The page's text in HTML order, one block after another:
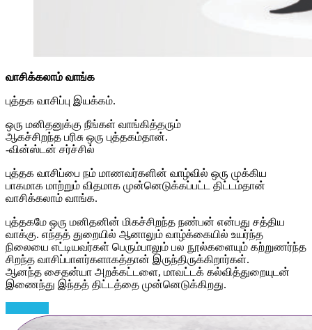
வாசிக்கலாம் வாங்க
புத்தக வாசிப்பு இயக்கம்.
ஒரு மனிதனுக்கு நீங்கள் வாங்கித்தரும்
ஆகச்சிறந்த பரிசு ஒரு புத்தகம்தான்.
-வின்ஸ்டன் சர்ச்சில்
புத்தக வாசிப்பை நம் மாணவர்களின் வாழ்வில் ஒரு முக்கிய
பாகமாக மாற்றும் விதமாக முன்னெடுக்கப்பட்ட திட்டம்தான்
வாசிக்கலாம் வாங்க.
புத்தகமே ஒரு மனிதனின் மிகச்சிறந்த நண்பன் என்பது சத்திய
வாக்கு. எந்தத் துறையில் ஆனாலும் வாழ்க்கையில் உயர்ந்த
நிலையை எட்டியவர்கள் பெரும்பாலும் பல நூல்களையும் கற்றுணர்ந்த
சிறந்த வாசிப்பாளர்களாகத்தான் இருந்திருக்கிறார்கள்.
ஆனந்த சைதன்யா அறக்கட்டளை, மாவட்டக் கல்வித்துறையுடன்
இணைந்து இந்தத் திட்டத்தை முன்னெடுக்கிறது.